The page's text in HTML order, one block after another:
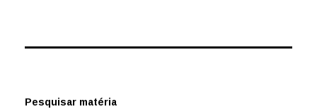
Pesquisar matéria